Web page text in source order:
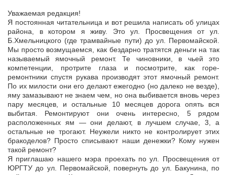
Уважаемая редакция!
Я постоянная читательница и вот решила написать об улицах
района, в котором я живу. Это ул. Просвещения от ул.
Б.Хмельницкого (где трамвайные пути) до ул. Первомайской.
Мы просто возмущаемся, как бездарно тратятся деньги на так
называемый ямочный ремонт. Те чиновники, в чьей это
компетенции, протрите глаза и посмотрите, как горе-
ремонтники спустя рукава производят этот ямочный ремонт.
По их милости они его делают ежегодно (но далеко не везде),
яму замазывают не знаем чем, но она выбивается вновь через
пару месяцев, и остальные 10 месяцев дорога опять вся
выбитая. Ремонтируют они очень интересно, 5 рядом
расположенных ям — они делают, в лучшем случае, 3, а
остальные не трогают. Неужели никто не контролирует этих
бракоделов? Просто списывают наши денежки? Кому нужен
такой ремонт?
Я приглашаю нашего мэра проехать по ул. Просвещения от
ЮРГТУ до ул. Первомайской, повернуть до ул. Бакунина, по